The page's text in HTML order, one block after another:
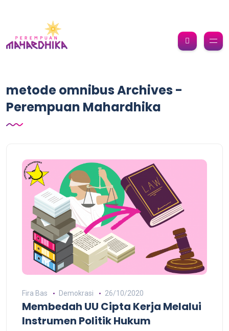
metode omnibus Archives -
Perempuan Mahardhika
Fira Bas Demokrasi 26/10/2020
Membedah UU Cipta Kerja Melalui
Instrumen Politik Hukum